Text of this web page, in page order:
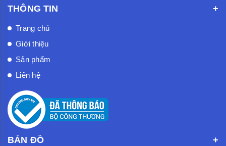
THÔNG TIN
Trang chủ
Giới thiệu
Sản phẩm
Liên hệ
BẢN ĐỒ